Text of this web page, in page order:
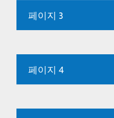
페이지 3
페이지 4